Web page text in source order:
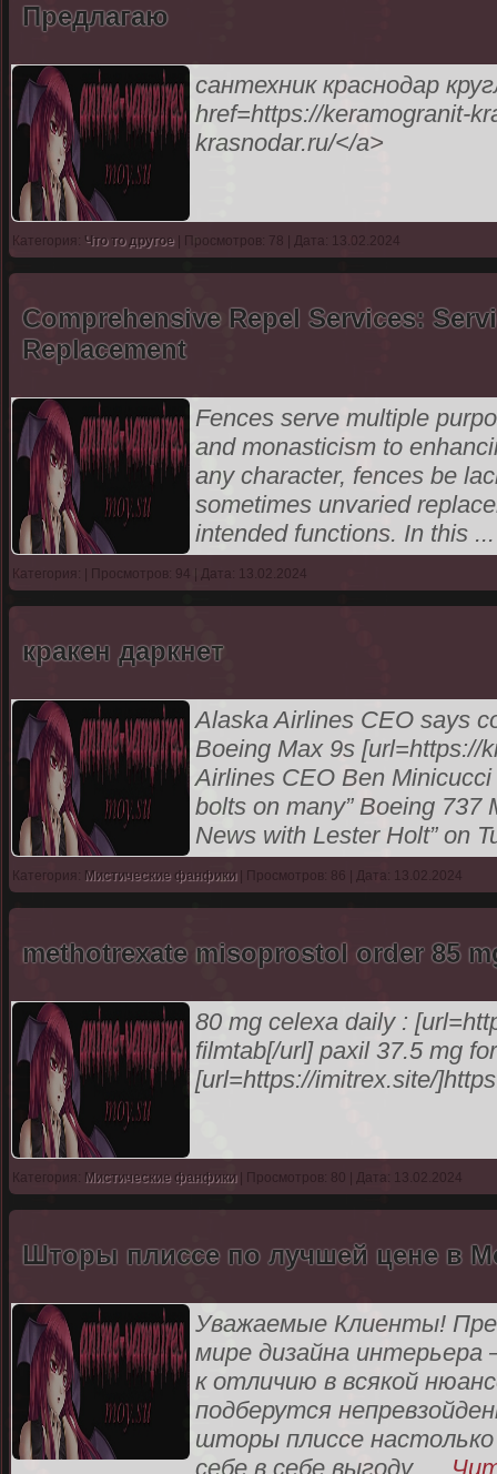
Предлагаю
сантехник краснодар
href=https://keramogranit-
krasnodar.ru/</a>
Категория: Что то другое | Просмотров: 78 | Дата: 13.02.2024
Comprehensive Repel Services:
Replacement
Fences serve multiple
and monasticism to
any character, fences be
sometimes unvaried
intended functions. In this
Категория: | Просмотров: 94 | Дата: 13.02.2024
кракен даркнет
Alaska Airlines CEO says
Boeing Max 9s [url=https://
Airlines CEO Ben
bolts on many” Boeing 737
News with Lester Holt” on
Категория: Мистические фанфики| Просмотров: 86 | Дата: 13.02.2024
methotrexate misoprostol order 85
80 mg celexa daily :
filmtab[/url] paxil 37.5 mg
[url=https://imitrex.site/
Категория: Мистические фанфики| Просмотров: 80 | Дата: 13.02.2024
Шторы плиссе по лучшей цене в
Уважаемые Клиенты!
мире дизайна
к отличию в всякой
подберутся
шторы плиссе
себе в себе выгоду,